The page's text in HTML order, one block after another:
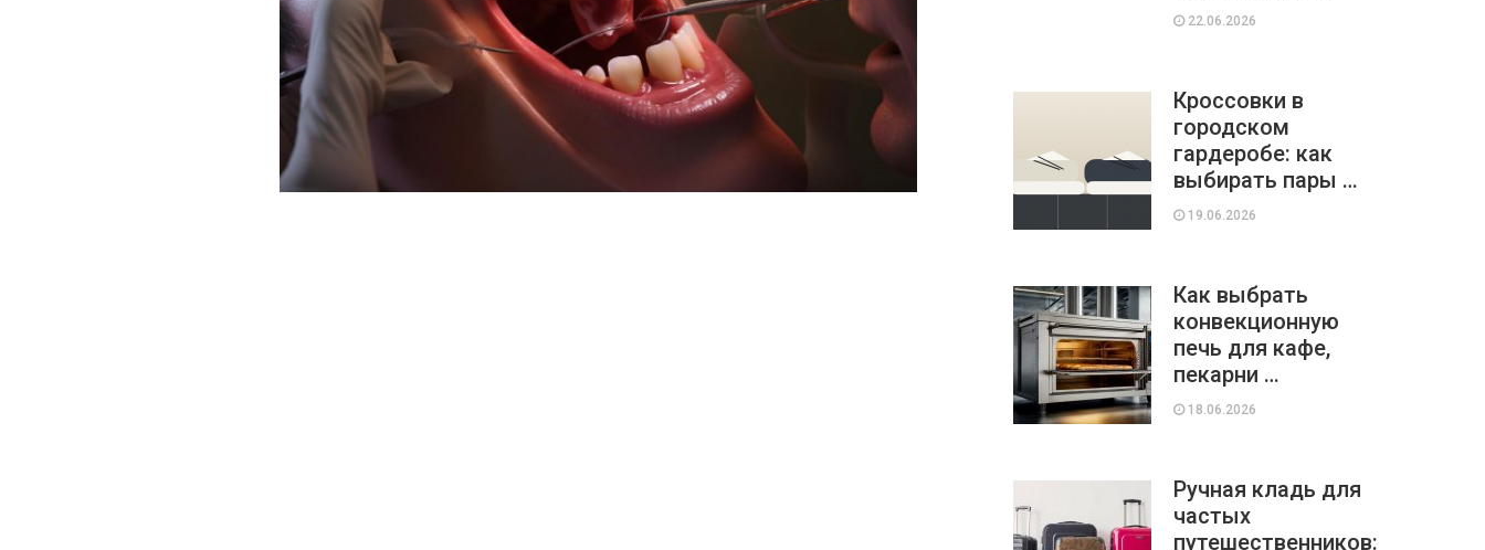
22.06.2026
Кроссовки в
городском
гардеробе: как
выбирать пары …
19.06.2026
Как выбрать
конвекционную
печь для кафе,
пекарни …
18.06.2026
Ручная кладь для
частых
путешественников: